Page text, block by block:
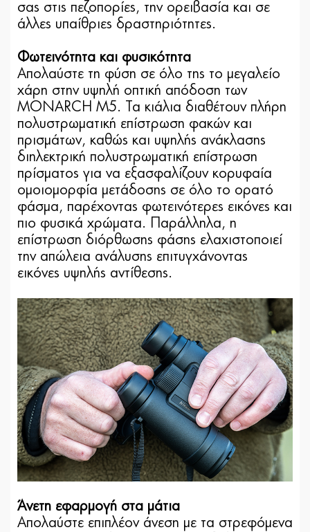
σας στις πεζοπορίες, την ορειβασία και σε
άλλες υπαίθριες δραστηριότητες.
Φωτεινότητα και φυσικότητα
Απολαύστε τη φύση σε όλο της το μεγαλείο
χάρη στην υψηλή οπτική απόδοση των
MONARCH M5. Τα κιάλια διαθέτουν πλήρη
πολυστρωματική επίστρωση φακών και
πρισμάτων, καθώς και υψηλής ανάκλασης
διηλεκτρική πολυστρωματική επίστρωση
πρίσματος για να εξασφαλίζουν κορυφαία
ομοιομορφία μετάδοσης σε όλο το ορατό
φάσμα, παρέχοντας φωτεινότερες εικόνες και
πιο φυσικά χρώματα. Παράλληλα, η
επίστρωση διόρθωσης φάσης ελαχιστοποιεί
την απώλεια ανάλυσης επιτυγχάνοντας
εικόνες υψηλής αντίθεσης.
Άνετη εφαρμογή στα μάτια
Απολαύστε επιπλέον άνεση με τα στρεφόμενα